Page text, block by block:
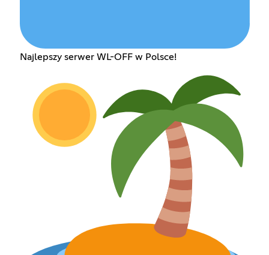
Najlepszy serwer WL-OFF w Polsce!